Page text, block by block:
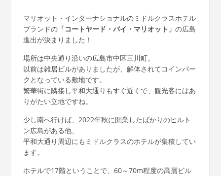
マリオット・インターナショナルのミドルクラスホテル
ブランドの「コートヤード・バイ・マリオット」 の広島
進出が決まりました！
場所は中央通り沿いの広島市中区三川町。
以前は雑居ビルがありましたが、解体されてコインパー
クとなっている敷地です。
繁華街に隣接し平和大通りもすぐ近くで、観光客にはあ
りがたい立地ですね。
少し南へ行けば、2022年秋に開業したばかりのヒルト
ン広島がある他、
平和大通り周辺にもミドルクラスのホテルが集積してい
ます。
ホテルで17階ということで、60～70m程度の高層ビル